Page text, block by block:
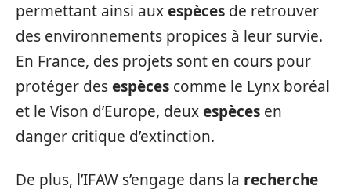
permettant ainsi auxespèces de retrouver
des environnements propices à leur survie.
En France, des projets sont en cours pour
protéger desespèces comme le Lynx boréal
et le Vison d’Europe, deuxespèces en
danger critique d’extinction.
De plus, l’IFAW s’engage dans la recherche